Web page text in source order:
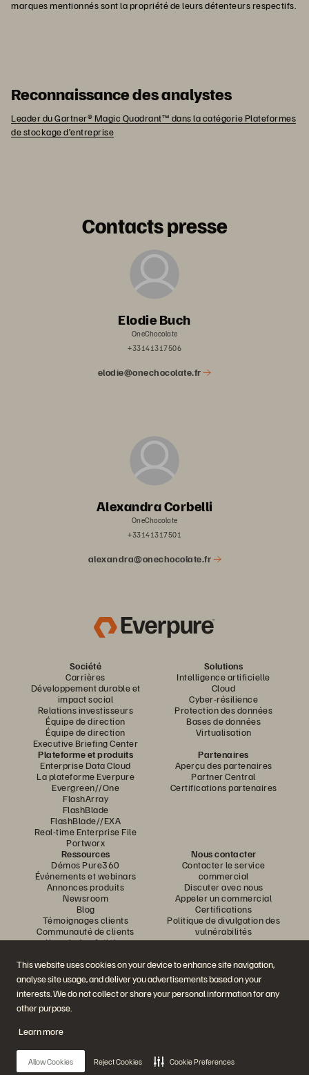
This website uses cookies on your device to enhance site navigation,
analyse site usage, and deliver you advertisements based on your
interests. We do not collect or share your personal information for any
other purpose.
Learn more
Allow Cookies Reject Cookies Cookie Preferences
marques mentionnés sont la propriété de leurs détenteurs respectifs.
Reconnaissance des analystes
Leader du Gartner® Magic Quadrant™ dans la catégorie Plateformes
de stockage d’entreprise
Contacts presse
Elodie Buch
OneChocolate
+33141317506
elodie@onechocolate.fr
Alexandra Corbelli
OneChocolate
+33141317501
alexandra@onechocolate.fr
Société
Carrières
Développement durable et
impact social
Relations investisseurs
Équipe de direction
Équipe de direction
Executive Briefing Center
Solutions
Intelligence artificielle
Cloud
Cyber-résilience
Protection des données
Bases de données
Virtualisation
Plateforme et produits
Enterprise Data Cloud
La plateforme Everpure
Evergreen//One
FlashArray
FlashBlade
FlashBlade//EXA
Real-time Enterprise File
Portworx
Partenaires
Aperçu des partenaires
Partner Central
Certifications partenaires
Ressources
Démos Pure360
Événements et webinars
Annonces produits
Newsroom
Blog
Témoignages clients
Communauté de clients
Knowledge Articles
Nous contacter
Contacter le service
commercial
Discuter avec nous
Appeler un commercial
Certifications
Politique de divulgation des
vulnérabilités
Rejoignez la conversation
Suivez-nous sur tous les réseaux sociaux Everpure
© 2026 Everpure, Inc. Tous droits réservés.
Confidentialité
Conditions d’utilisation du site Web Informations juridiques